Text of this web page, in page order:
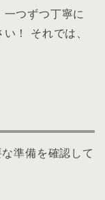
つずつ丁寧に
！ それでは、
準備を確認して